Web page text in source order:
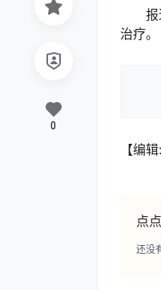
报道
治疗。
【编
点
还没
0